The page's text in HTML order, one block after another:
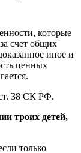
которые
счет общих
иное и
ценных
38 СК РФ.
троих детей,
только